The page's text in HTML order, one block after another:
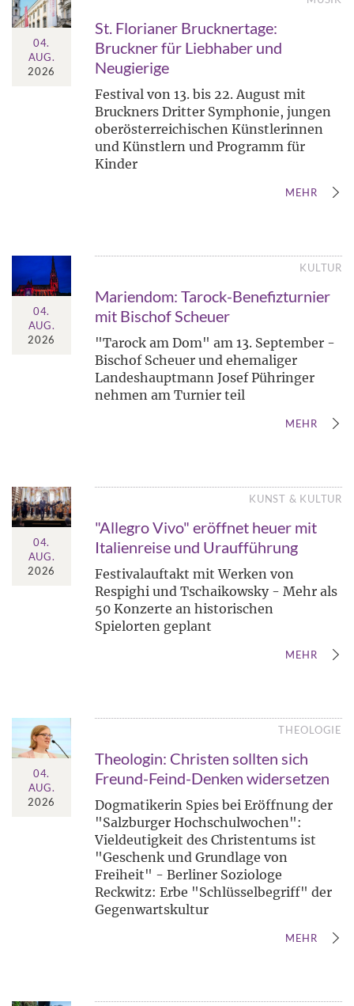
04.
AUG.
2026
St. Florianer Brucknertage:
Bruckner für Liebhaber und
Neugierige
Festival von 13. bis 22. August mit
Bruckners Dritter Symphonie, jungen
oberösterreichischen Künstlerinnen
und Künstlern und Programm für
Kinder
MEHR
04.
AUG.
2026
KULTUR
Mariendom: Tarock-Benefizturnier
mit Bischof Scheuer
"Tarock am Dom" am 13. September -
Bischof Scheuer und ehemaliger
Landeshauptmann Josef Pühringer
nehmen am Turnier teil
MEHR
04.
AUG.
2026
KUNST & KULTUR
"Allegro Vivo" eröffnet heuer mit
Italienreise und Uraufführung
Festivalauftakt mit Werken von
Respighi und Tschaikowsky - Mehr als
50 Konzerte an historischen
Spielorten geplant
MEHR
04.
AUG.
2026
THEOLOGIE
Theologin: Christen sollten sich
Freund-Feind-Denken widersetzen
Dogmatikerin Spies bei Eröffnung der
"Salzburger Hochschulwochen":
Vieldeutigkeit des Christentums ist
"Geschenk und Grundlage von
Freiheit" - Berliner Soziologe
Reckwitz: Erbe "Schlüsselbegriff" der
Gegenwartskultur
MEHR